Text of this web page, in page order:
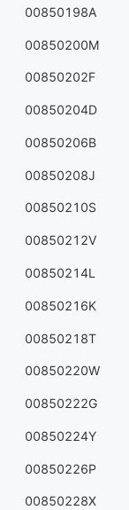
00850198A
00850200M
00850202F
00850204D
00850206B
00850208J
00850210S
00850212V
00850214L
00850216K
00850218T
00850220W
00850222G
00850224Y
00850226P
00850228X